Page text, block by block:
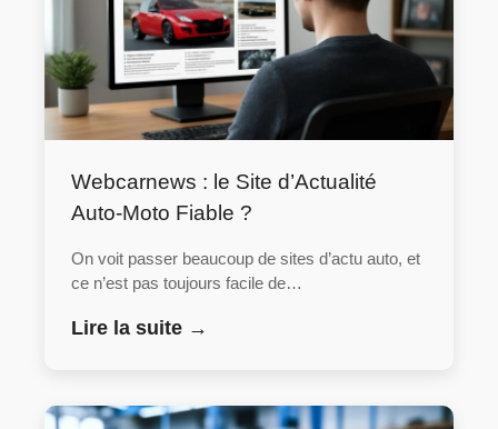
Webcarnews : le Site d’Actualité
Auto-Moto Fiable ?
On voit passer beaucoup de sites d’actu auto, et
ce n’est pas toujours facile de…
Lire la suite →